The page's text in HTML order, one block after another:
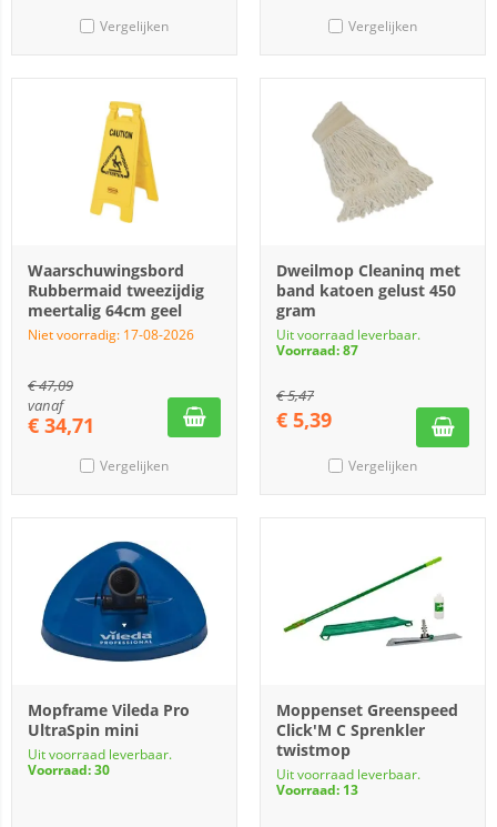
Vergelijken Vergelijken
Waarschuwingsbord
Rubbermaid tweezijdig
meertalig 64cm geel
Niet voorradig: 17-08-2026
€47,09
vanaf
€ 34,71
Vergelijken
Dweilmop Cleaninq met
band katoen gelust 450
gram
Uit voorraad leverbaar.
Voorraad: 87
€5,47
€ 5,39
Vergelijken
Mopframe Vileda Pro
UltraSpin mini
Uit voorraad leverbaar.
Voorraad: 30
Moppenset Greenspeed
Click'M C Sprenkler
twistmop
Uit voorraad leverbaar.
Voorraad: 13